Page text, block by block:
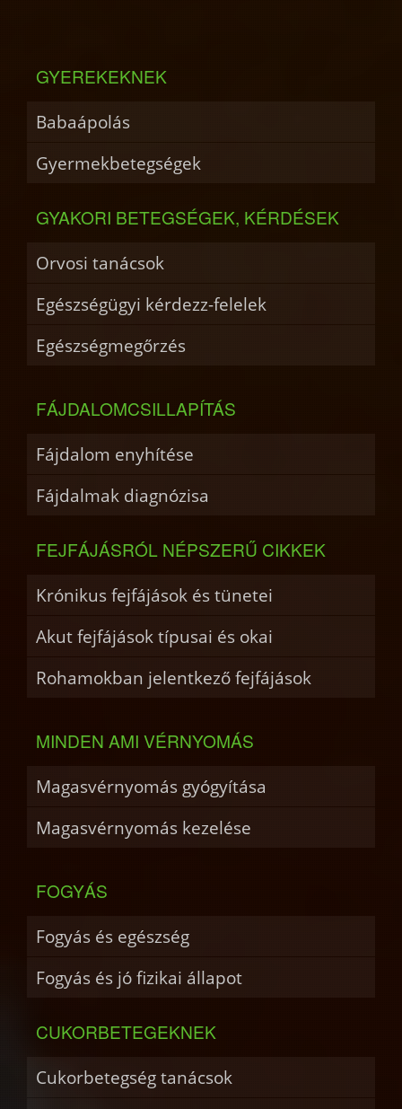
GYEREKEKNEK
Babaápolás
Gyermekbetegségek
GYAKORI BETEGSÉGEK, KÉRDÉSEK
Orvosi tanácsok
Egészségügyi kérdezz-felelek
Egészségmegőrzés
FÁJDALOMCSILLAPÍTÁS
Fájdalom enyhítése
Fájdalmak diagnózisa
FEJFÁJÁSRÓL NÉPSZERŰ CIKKEK
Krónikus fejfájások és tünetei
Akut fejfájások típusai és okai
Rohamokban jelentkező fejfájások
MINDEN AMI VÉRNYOMÁS
Magasvérnyomás gyógyítása
Magasvérnyomás kezelése
FOGYÁS
Fogyás és egészség
Fogyás és jó fizikai állapot
CUKORBETEGEKNEK
Cukorbetegség tanácsok